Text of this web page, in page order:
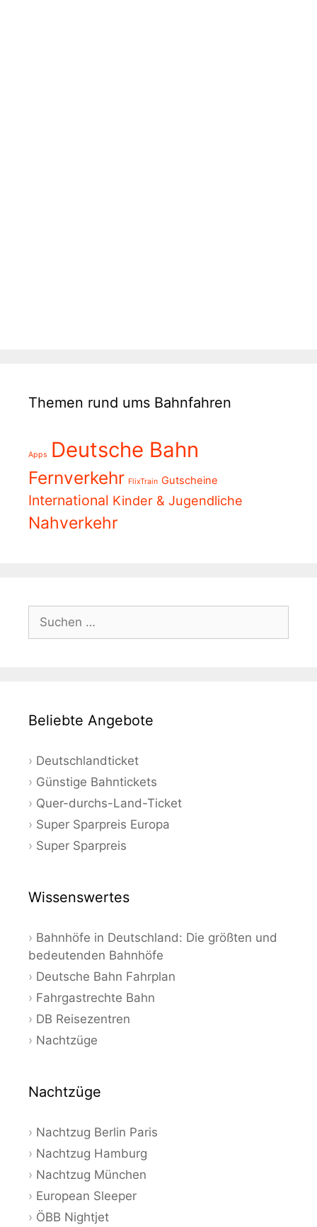
Themen rund ums Bahnfahren
Apps Deutsche Bahn
Fernverkehr FlixTrain Gutscheine
International Kinder & Jugendliche
Nahverkehr
Suchen
nach:
Beliebte Angebote
Deutschlandticket
Günstige Bahntickets
Quer-durchs-Land-Ticket
Super Sparpreis Europa
Super Sparpreis
Wissenswertes
Bahnhöfe in Deutschland: Die größten und
bedeutenden Bahnhöfe
Deutsche Bahn Fahrplan
Fahrgastrechte Bahn
DB Reisezentren
Nachtzüge
Nachtzüge
Nachtzug Berlin Paris
Nachtzug Hamburg
Nachtzug München
European Sleeper
ÖBB Nightjet